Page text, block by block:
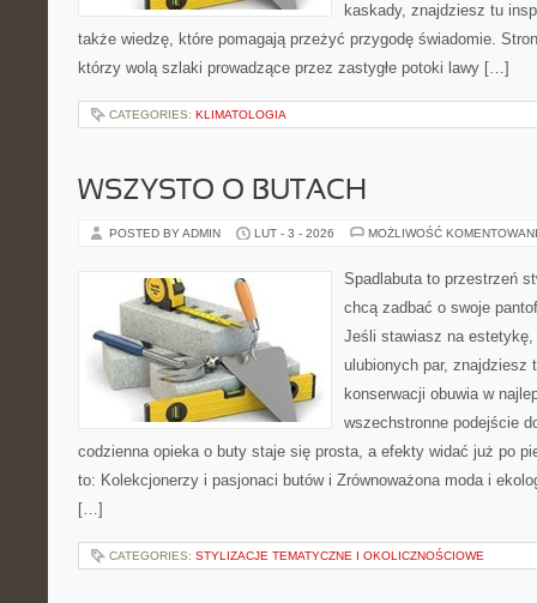
kaskady, znajdziesz tu
także wiedzę, które pomagają przeżyć przygodę świadomie.
którzy wolą szlaki prowadzące przez zastygłe potoki lawy […]
CATEGORIES: KLIMATOLOGIA
WSZYSTO O BUTACH
POSTED BY ADMIN LUT - 3 - 2026 MOŻLIWOŚĆ
Spadlabuta to przestrzeń
chcą zadbać o swoje
Jeśli stawiasz na estetykę,
ulubionych par, znajdziesz
konserwacji obuwia w
wszechstronne podejście
codzienna opieka o buty staje się prosta, a efekty widać już po
to: Kolekcjonerzy i pasjonaci butów i Zrównoważona moda i
[…]
CATEGORIES: STYLIZACJE TEMATYCZNE I OKOLICZNOŚCIOWE